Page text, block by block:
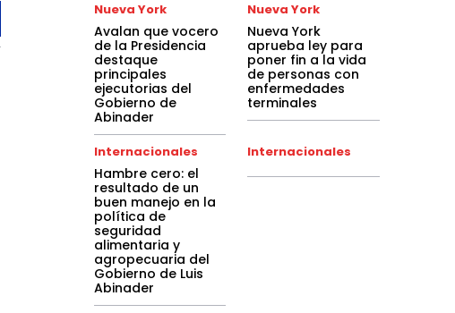
Nueva York
Avalan que vocero
de la Presidencia
destaque
principales
ejecutorias del
Gobierno de
Abinader
Nueva York
Nueva York
aprueba ley para
poner fin a la vida
de personas con
enfermedades
terminales
Internacionales
Hambre cero: el
resultado de un
buen manejo en la
política de
seguridad
alimentaria y
agropecuaria del
Gobierno de Luis
Abinader
Internacionales